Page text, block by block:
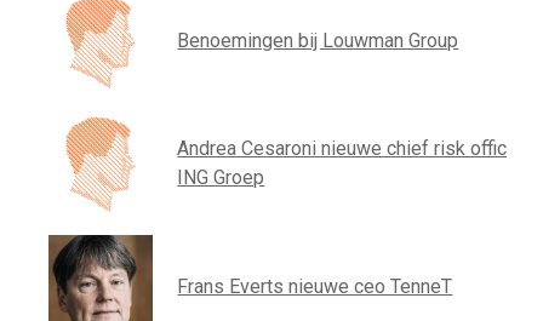
Benoemingen bij Louwman Group
Andrea Cesaroni nieuwe chief risk officer
ING Groep
Frans Everts nieuwe ceo TenneT